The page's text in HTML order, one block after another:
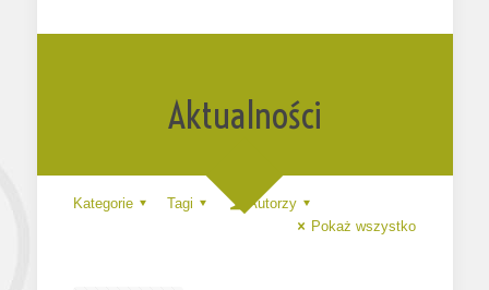
Aktualności
Kategorie Tagi
Autorzy
Pokaż wszystko